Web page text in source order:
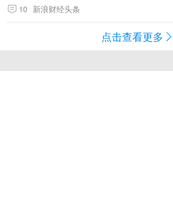
10 新浪财经头条
点击查看更多